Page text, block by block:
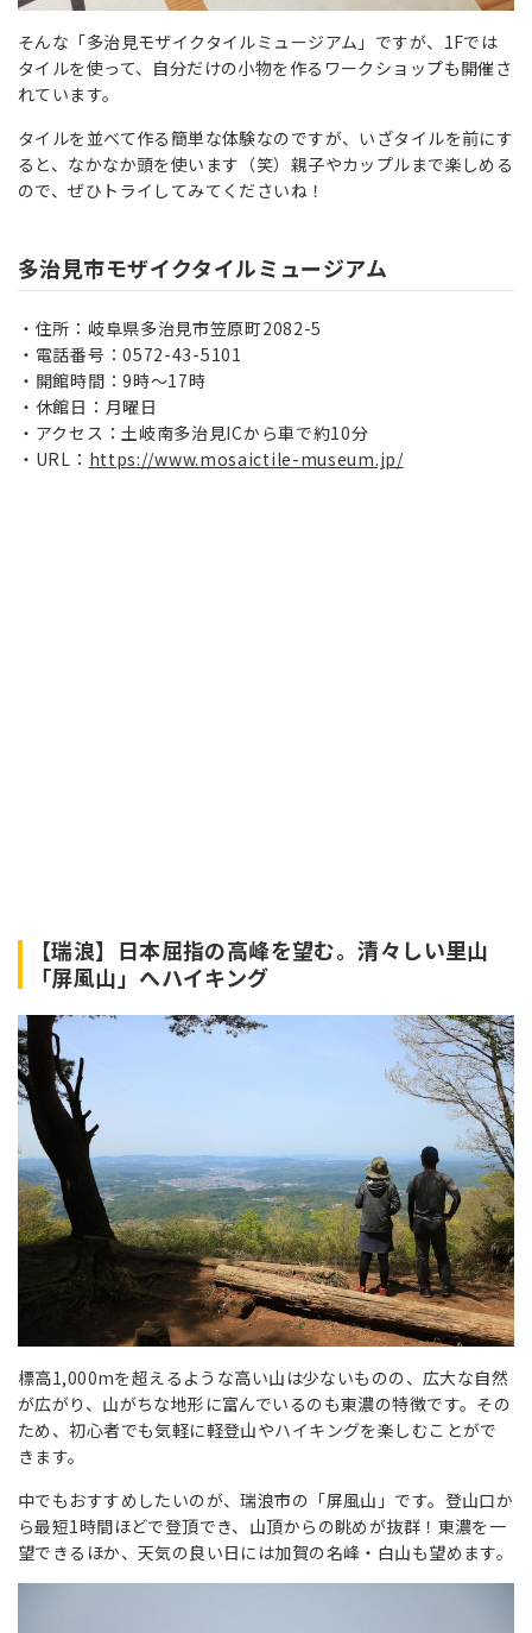
そんな「多治見モザイクタイルミュージアム」ですが、1Fでは
タイルを使って、自分だけの小物を作るワークショップも開催さ
れています。
タイルを並べて作る簡単な体験なのですが、いざタイルを前にす
ると、なかなか頭を使います（笑）親子やカップルまで楽しめる
ので、ぜひトライしてみてくださいね！
多治見市モザイクタイルミュージアム
住所：岐阜県多治見市笠原町2082-5
電話番号：0572-43-5101
開館時間：9時～17時
休館日：月曜日
アクセス：土岐南多治見ICから車で約10分
URL： https://www.mosaictile-museum.jp/
【瑞浪】日本屈指の高峰を望む。清々しい里山
「屏風山」へハイキング
標高1,000mを超えるような高い山は少ないものの、広大な自然
が広がり、山がちな地形に富んでいるのも東濃の特徴です。その
ため、初心者でも気軽に軽登山やハイキングを楽しむことがで
きます。
中でもおすすめしたいのが、瑞浪市の「屏風山」です。登山口か
ら最短1時間ほどで登頂でき、山頂からの眺めが抜群！東濃を一
望できるほか、天気の良い日には加賀の名峰・白山も望めます。